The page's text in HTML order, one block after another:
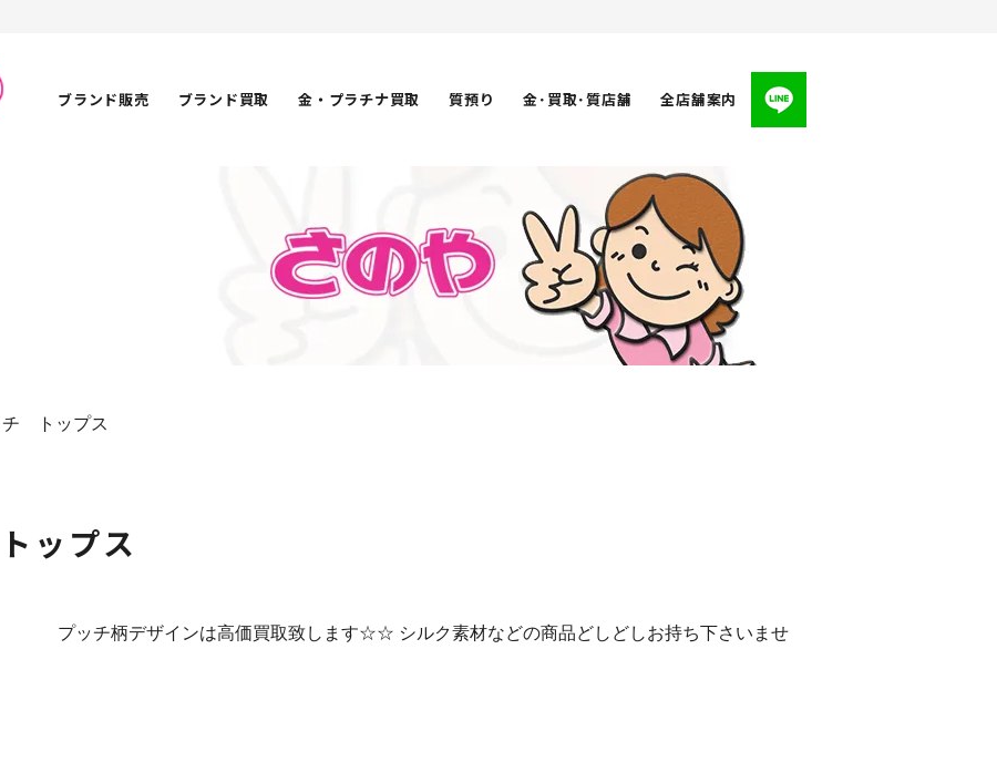
ブランド販売 ブランド買取 金・プラチナ買取 質預り 金･買取･質店舗 全店舗案内
チ トップス
ップス
プッチ柄デザインは高価買取致します☆☆ シルク素材などの商品どしどしお持ち下さいませ